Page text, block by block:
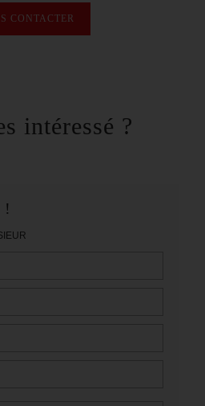
CONTACTER
intéressé ?
!